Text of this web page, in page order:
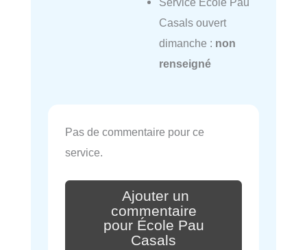
Casals ouvert
dimanche : non
renseigné
Pas de commentaire pour ce
service.
Ajouter un
commentaire
pour École Pau
Casals